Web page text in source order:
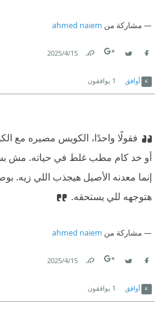
مشاركة من ahmed naiem
15‏/4‏/2025
أوافق 1 يوافقون
‏فقولًا واحدًا، الكويس مصيره مع
أو خد كام مطب غلط في حياته. مش
إنما معدنه الأصيل هيجذب اللي زيه.
هتوجهه للي يستحقه.‏
مشاركة من ahmed naiem
15‏/4‏/2025
أوافق 1 يوافقون